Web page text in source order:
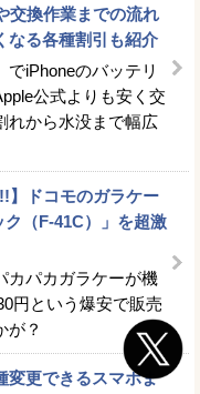
交換作業までの流れ
なる各種割引も紹介
でiPhoneのバッテリ
公式よりも安く交
れから水没まで幅広
】ドコモのガラケー
ク（F-41C）」を超激
カパカガラケーが機
円という爆安で販売
が？
変更できるスマホま